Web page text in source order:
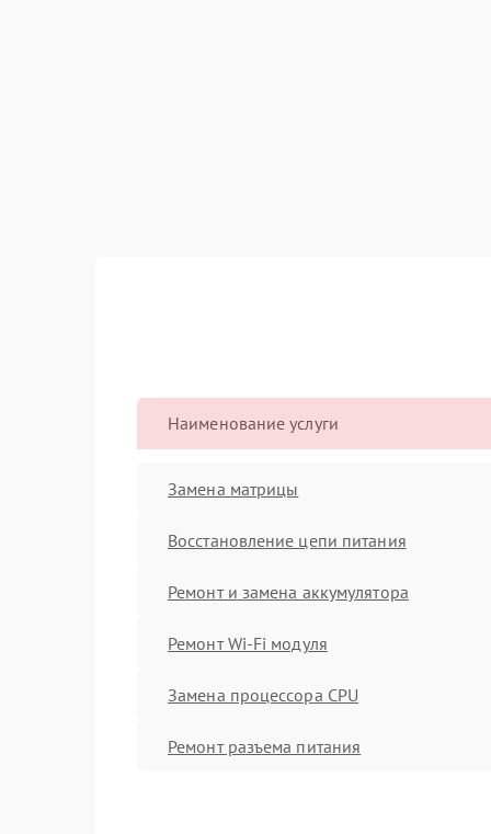
Наименование услуги
Замена матрицы
Восстановление цепи питания
Ремонт и замена аккумулятора
Ремонт Wi-Fi модуля
Замена процессора CPU
Ремонт разъема питания